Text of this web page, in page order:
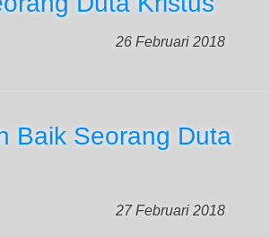
26 Februari 2018
Baik Seorang Duta
27 Februari 2018